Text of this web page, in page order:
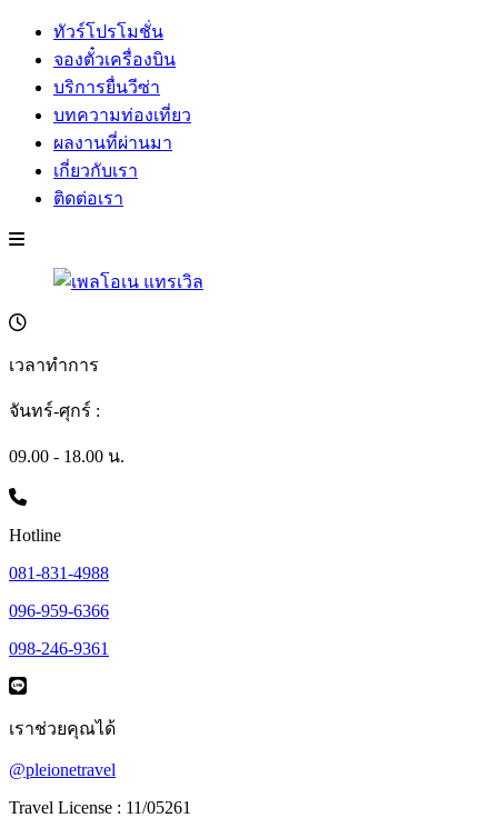
ทัวร์โปรโมชั่น
จองตั๋วเครื่องบิน
บริการยื่นวีซ่า
บทความท่องเที่ยว
ผลงานที่ผ่านมา
เกี่ยวกับเรา
ติดต่อเรา
เวลาทำการ
จันทร์-ศุกร์ :
09.00 - 18.00 น.
Hotline
081-831-4988
096-959-6366
098-246-9361
เราช่วยคุณได้
@pleionetravel
Travel License : 11/05261